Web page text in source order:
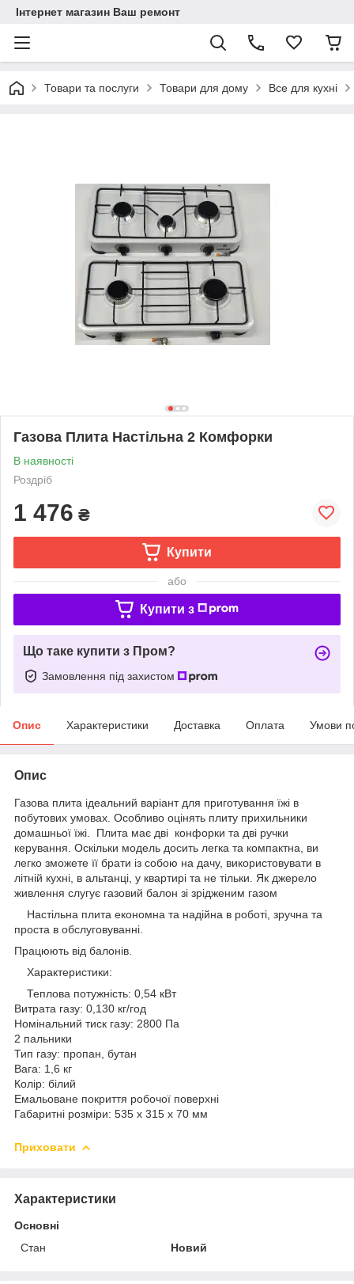
Інтернет магазин Ваш ремонт
Товари та послуги Товари для дому Все для кухні
Газова Плита Настільна 2 Комфорки
В наявності
Роздріб
1 476 ₴
Купити
або
Купити з
Що таке купити з Пром?
Замовлення під захистом
Опис Характеристики Доставка Оплата Умови
Опис
Газова плита ідеальний варіант для приготування їжі в
побутових умовах. Особливо оцінять плиту прихильники
домашньої їжі. Плита має дві конфорки та дві ручки
керування. Оскільки модель досить легка та компактна, ви
легко зможете її брати із собою на дачу, використовувати в
літній кухні, в альтанці, у квартирі та не тільки. Як джерело
живлення слугує газовий балон зі зрідженим газом
Настільна плита економна та надійна в роботі, зручна та
проста в обслуговуванні.
Працюють від балонів.
Характеристики:
Теплова потужність: 0,54 кВт
Витрата газу: 0,130 кг/год
Номінальний тиск газу: 2800 Па
2 пальники
Тип газу: пропан, бутан
Вага: 1,6 кг
Колір: білий
Емальоване покриття робочої поверхні
Габаритні розміри: 535 х 315 х 70 мм
Приховати
Характеристики
Основні
Стан
Новий